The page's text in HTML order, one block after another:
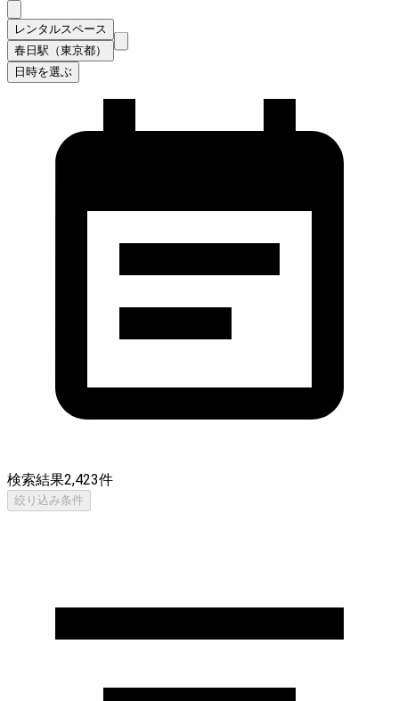
レンタルスペース
春日駅（東京都）
日時を選ぶ
検索結果2,423件
絞り込み条件